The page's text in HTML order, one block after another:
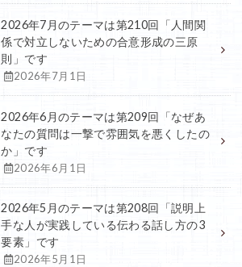
2026年7月のテーマは第210回「人間関
係で対立しないための合意形成の三原
則」です
2026年7月1日
2026年6月のテーマは第209回「なぜあ
なたの質問は一撃で雰囲気を悪くしたの
か」です
2026年6月1日
2026年5月のテーマは第208回「説明上
手な人が実践している伝わる話し方の3
要素」です
2026年5月1日